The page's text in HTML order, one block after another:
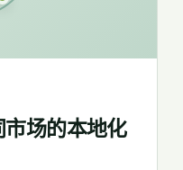
场的本地化